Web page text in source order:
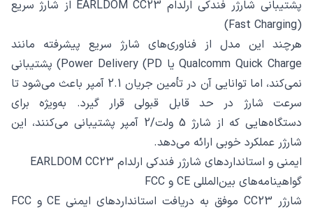
پشتیبانی شارژر فندکی ارلدام EARLDOM CC23 از شارژ سریع
(Fast Charging)
هرچند این مدل از فناوری‌های شارژ سریع پیشرفته مانند
Qualcomm Quick Charge یا Power Delivery (PD) پشتیبانی
نمی‌کند، اما توانایی آن در تأمین جریان 2.1 آمپر باعث می‌شود تا
سرعت شارژ در حد قابل قبولی قرار گیرد. به‌ویژه برای
دستگاه‌هایی که از شارژ 5 ولت/2 آمپر پشتیبانی می‌کنند، این
شارژر عملکرد خوبی ارائه می‌دهد.
ایمنی و استانداردهای شارژر فندکی ارلدام EARLDOM CC23
گواهینامه‌های بین‌المللی CE و FCC
شارژر CC23 موفق به دریافت استانداردهای ایمنی CE و FCC